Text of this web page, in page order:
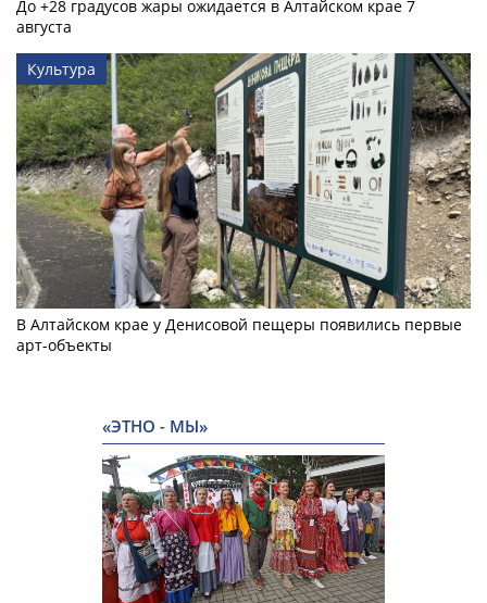
До +28 градусов жары ожидается в Алтайском крае 7
августа
Культура
В Алтайском крае у Денисовой пещеры появились первые
арт-объекты
«ЭТНО - МЫ»